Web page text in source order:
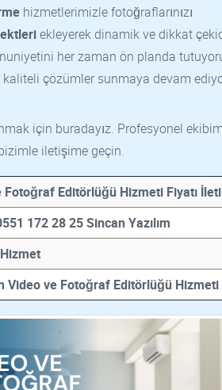
hizmetlerimizle fotoğraflarınızı
ekleyerek dinamik ve dikkat
her zaman ön planda
çözümler sunmaya devam
için buradayız. Profesyonel
iletişime geçin.
Fotoğraf Editörlüğü Hizmeti Fiyatı
172 28 25 Sincan Yazılım
Video ve Fotoğraf Editörlüğü Hizmeti